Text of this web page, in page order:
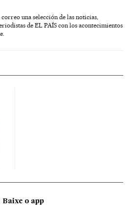
correo una selección de las noticias,
de EL PAÍS con los acontecimientos
Baixe o app